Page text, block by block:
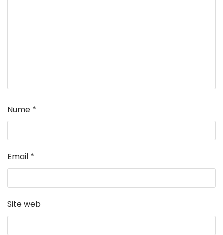
Nume *
Email *
Site web